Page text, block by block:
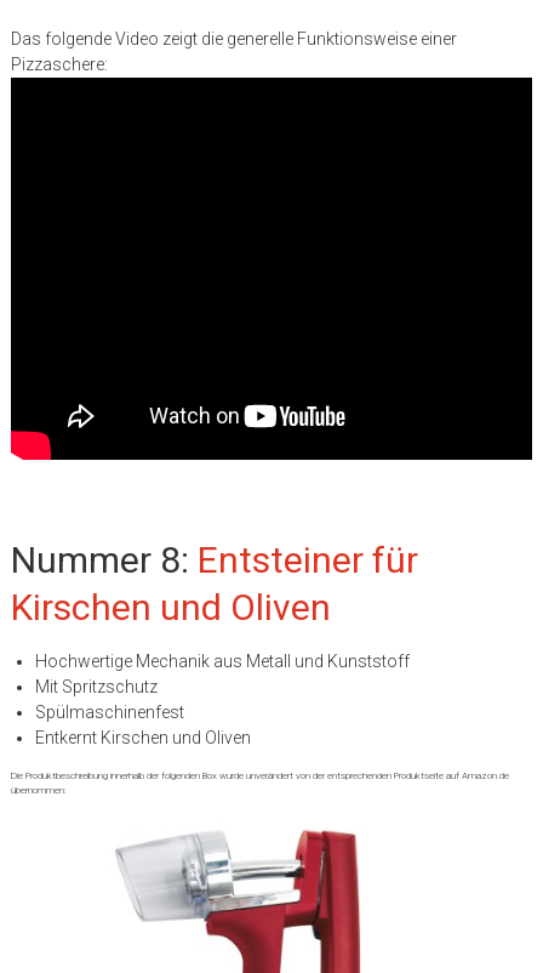
Das folgende Video zeigt die generelle Funktionsweise einer
Pizzaschere:
Nummer 8: Entsteiner für
Kirschen und Oliven
Hochwertige Mechanik aus Metall und Kunststoff
Mit Spritzschutz
Spülmaschinenfest
Entkernt Kirschen und Oliven
Die Produktbeschreibung innerhalb der folgenden Box wurde unverändert von der entsprechenden Produktseite auf Amazon.de
übernommen: